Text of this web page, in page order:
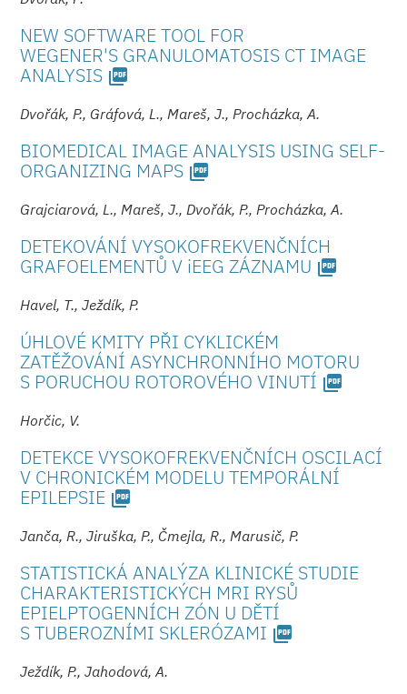
NEW SOFTWARE TOOL FOR
WEGENER'S GRA­NULOMATOSIS CT IMAGE
ANALYSIS picture_as_pdf
Dvořák, P., Gráfová, L., Mareš, J., Procházka, A.
BIOMEDICAL IMAGE ANALYSIS USING SELF-
ORGANIZING MAPS picture_as_pdf
Grajciarová, L., Mareš, J., Dvořák, P., Procházka, A.
DETEKOVÁNÍ VYSOKOFREKVENČNÍCH
GRAFOELEMENTŮ V iEEG ZÁZNAMU picture_as_pdf
Havel, T., Ježdík, P.
ÚHLOVÉ KMITY PŘI CYKLICKÉM
ZATĚŽOVÁNÍ ASYNCHRONNÍHO MOTORU
S PORUCHOU ROTOROVÉHO VINUTÍ picture_as_pdf
Horčic, V.
DETEKCE VYSOKOFREKVENČNÍCH OSCILACÍ
V CHRONICKÉM MODELU TEMPORÁLNÍ
EPILEPSIE picture_as_pdf
Janča, R., Jiruška, P., Čmejla, R., Marusič, P.
STATISTICKÁ ANALÝZA KLINICKÉ STUDIE
CHARAKTERISTICKÝCH MRI RYSŮ
EPIELPTOGENNÍCH ZÓN U DĚTÍ
S TUBEROZNÍMI SKLERÓZAMI picture_as_pdf
Ježdík, P., Jahodová, A.